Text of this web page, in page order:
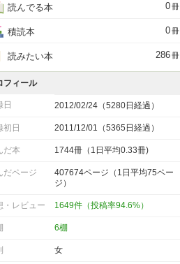
読んでる本 0冊
積読本 0冊
読みたい本 286冊
フィール
日 2012/02/24（5280日経過）
初日 2011/12/01（5365日経過）
だ本 1744冊（1日平均0.33冊)
だページ
407674ページ（1日平均75ペー
ジ）
・レビュー 1649件（投稿率94.6%）
6棚
女